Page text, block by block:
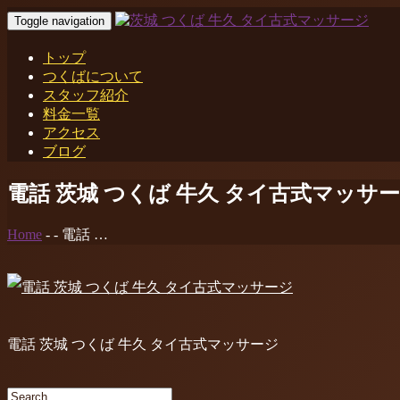
Toggle navigation
トップ
つくばについて
スタッフ紹介
料金一覧
アクセス
ブログ
電話 茨城 つくば 牛久 タイ古式マッサ
Home - - 電話 …
電話 茨城 つくば 牛久 タイ古式マッサージ